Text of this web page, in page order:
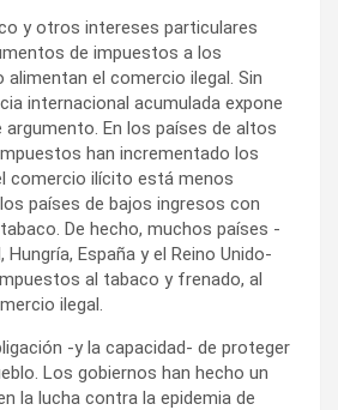
y otros intereses particulares
de impuestos a los
el comercio ilegal. Sin
internacional acumulada expone
En los países de altos
han incrementado los
comercio ilícito está menos
países de bajos ingresos con
De hecho, muchos países -
Hungría, España y el Reino Unido-
al tabaco y frenado, al
ilegal.
-y la capacidad- de proteger
Los gobiernos han hecho un
la lucha contra la epidemia de